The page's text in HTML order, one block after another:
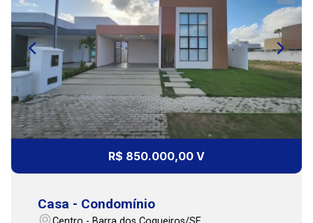
13:00
14:00
15:00R$ 850.000,00 V
Casa - Condomínio